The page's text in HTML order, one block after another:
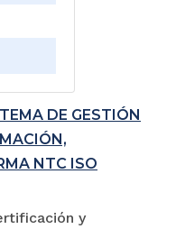
DE GESTIÓN
NTC ISO
y